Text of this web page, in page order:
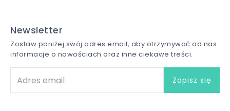
Newsletter
Zostaw poniżej swój adres email, aby otrzymywać od nas
informacje o nowościach oraz inne ciekawe treści.